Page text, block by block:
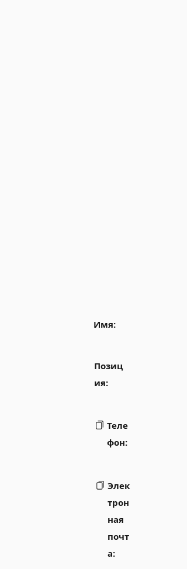
Имя:
Позиц
ия:
Теле
фон:
Элек
трон
ная
почт
а: